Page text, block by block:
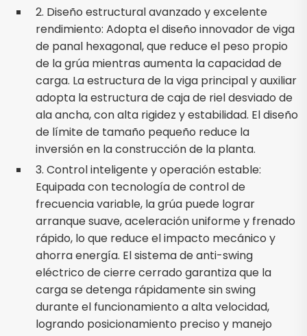
2. Diseño estructural avanzado y excelente
rendimiento: Adopta el diseño innovador de viga
de panal hexagonal, que reduce el peso propio
de la grúa mientras aumenta la capacidad de
carga. La estructura de la viga principal y auxiliar
adopta la estructura de caja de riel desviado de
ala ancha, con alta rigidez y estabilidad. El diseño
de límite de tamaño pequeño reduce la
inversión en la construcción de la planta.
3. Control inteligente y operación estable:
Equipada con tecnología de control de
frecuencia variable, la grúa puede lograr
arranque suave, aceleración uniforme y frenado
rápido, lo que reduce el impacto mecánico y
ahorra energía. El sistema de anti-swing
eléctrico de cierre cerrado garantiza que la
carga se detenga rápidamente sin swing
durante el funcionamiento a alta velocidad,
logrando posicionamiento preciso y manejo